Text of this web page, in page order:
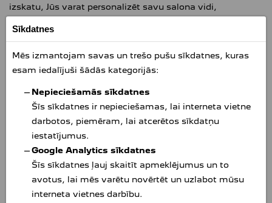
izskatu, Jūs varat personalizēt savu salona vidi,
Sīkdatnes
Mēs izmantojam savas un trešo pušu sīkdatnes, kuras
esam iedalījuši šādās kategorijās:
Nepieciešamās sīkdatnes
Šīs sīkdatnes ir nepieciešamas, lai interneta vietne
darbotos, piemēram, lai atcerētos sīkdatņu
iestatījumus.
Google Analytics sīkdatnes
Šīs sīkdatnes ļauj skaitīt apmeklējumus un to
avotus, lai mēs varētu novērtēt un uzlabot mūsu
interneta vietnes darbību.